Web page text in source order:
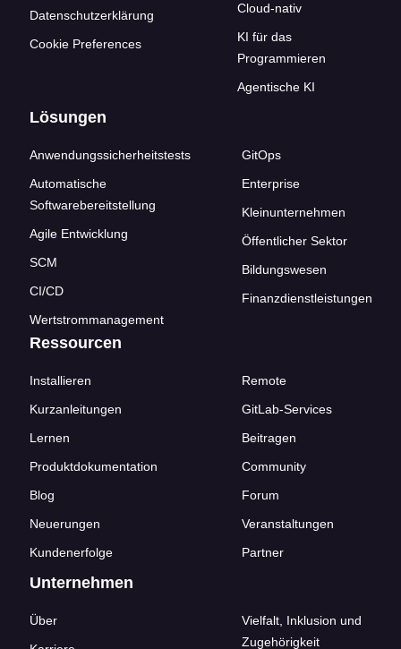
Datenschutzerklärung
Cookie Preferences
Cloud-nativ
KI für das
Programmieren
Agentische KI
Lösungen
Anwendungssicherheitstests
Automatische
Softwarebereitstellung
Agile Entwicklung
SCM
CI/CD
Wertstrommanagement
GitOps
Enterprise
Kleinunternehmen
Öffentlicher Sektor
Bildungswesen
Finanzdienstleistungen
Ressourcen
Installieren
Kurzanleitungen
Lernen
Produktdokumentation
Blog
Neuerungen
Kundenerfolge
Remote
GitLab-Services
Beitragen
Community
Forum
Veranstaltungen
Partner
Unternehmen
Über
Vielfalt, Inklusion und
Zugehörigkeit